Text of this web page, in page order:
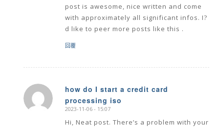
post is awesome, nice written and come
with approximately all significant infos. I?
d like to peer more posts like this .
回覆
how do I start a credit card
processing iso
says:
2023-11-06 - 15:07
Hi, Neat post. There’s a problem with your